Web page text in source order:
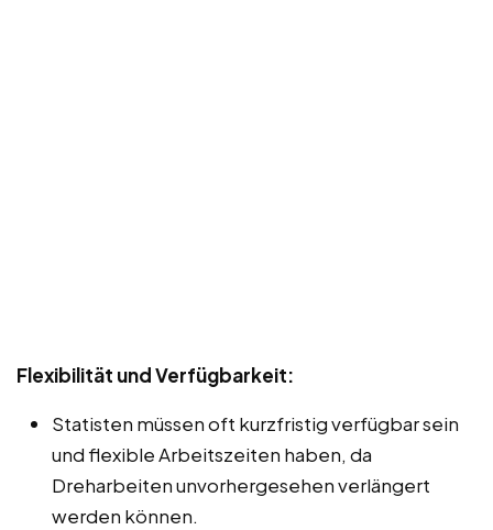
Flexibilität und Verfügbarkeit:
Statisten müssen oft kurzfristig verfügbar sein
und flexible Arbeitszeiten haben, da
Dreharbeiten unvorhergesehen verlängert
werden können.